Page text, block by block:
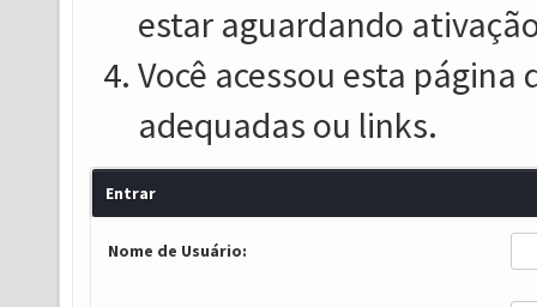
estar aguardando
Você acessou esta
adequadas ou links.
Entrar
Nome de Usuário: